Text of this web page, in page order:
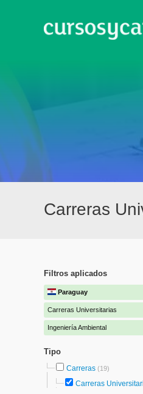
Carreras
Filtros aplicados
Paraguay
Carreras Universitarias
Ingeniería Ambiental
Tipo
Carreras (19)
Carreras